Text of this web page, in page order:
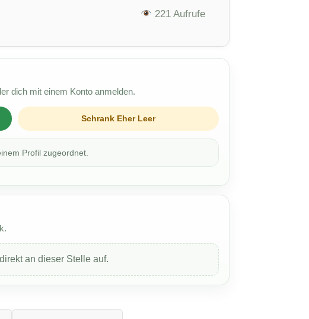
221 Aufrufe
dich mit einem Konto anmelden.
Schrank Eher Leer
Profil zugeordnet.
an dieser Stelle auf.